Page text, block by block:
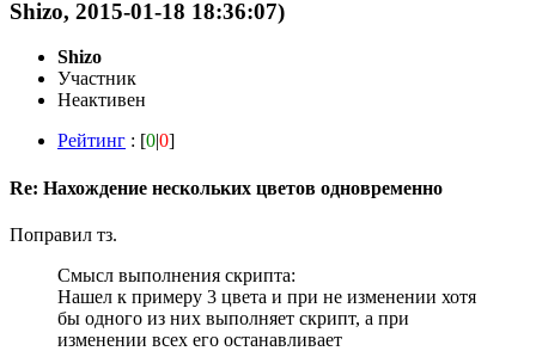
Shizo, 2015-01-18 18:36:07)
Shizo
Участник
Неактивен
Рейтинг : [0|0]
Re: Нахождение нескольких цветов одновременно
Поправил тз.
Смысл выполнения скрипта:
Нашел к примеру 3 цвета и при не изменении хотя
бы одного из них выполняет скрипт, а при
изменении всех его останавливает